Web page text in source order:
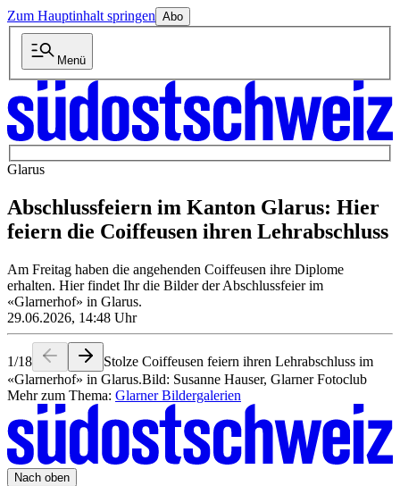
Zum Hauptinhalt springen Abo
Menü
Glarus
Abschlussfeiern im Kanton Glarus: Hier
feiern die Coiffeusen ihren Lehrabschluss
Am Freitag haben die angehenden Coiffeusen ihre Diplome
erhalten. Hier findet Ihr die Bilder der Abschlussfeier im
«Glarnerhof» in Glarus.
29.06.2026, 14:48 Uhr
1/18
Stolze Coiffeusen feiern ihren Lehrabschluss im
«Glarnerhof» in Glarus.Bild: Susanne Hauser, Glarner Fotoclub
Mehr zum Thema: Glarner Bildergalerien
Nach oben